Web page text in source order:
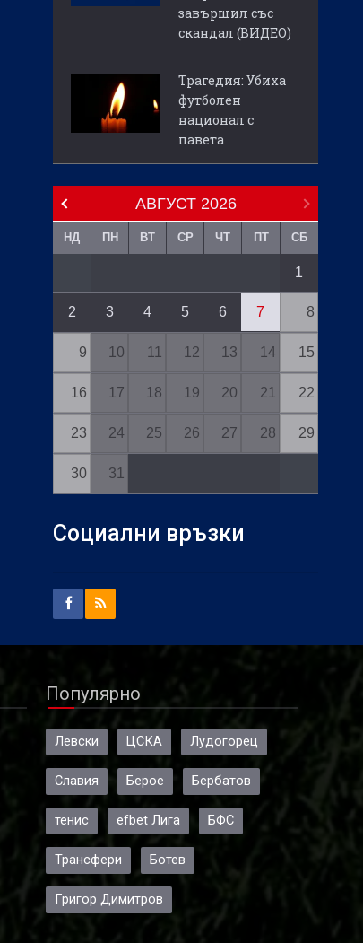
завършил със
скандал (ВИДЕО)
Трагедия: Убиха
футболен
национал с
павета
АВГУСТ 2026
НД ПН ВТ СР ЧТ ПТ СБ
1
2 3 4 5 6 7 8
9 10 11 12 13 14 15
16 17 18 19 20 21 22
23 24 25 26 27 28 29
30 31
Социални връзки
Популярно
Левски ЦСКА Лудогорец
Славия Берое Бербатов
тенис efbet Лига БФС
Трансфери Ботев
Григор Димитров